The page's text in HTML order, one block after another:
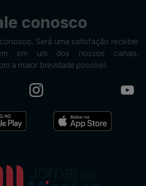
conosco
Será uma satisfação receber
em um dos nossos canais.
a maior brevidade possível.